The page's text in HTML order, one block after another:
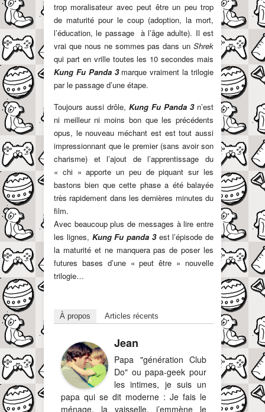
trop moralisateur avec peut être un peu trop
de maturité pour le coup (adoption, la mort,
l’éducation, le passage à l’âge adulte). Il est
vrai que nous ne sommes pas dans un Shrek
qui part en vrille toutes les 10 secondes mais
Kung Fu Panda 3marque vraiment la trilogie
par le passage d’une étape.
Toujours aussi drôle, Kung Fu Panda 3n’est
ni meilleur ni moins bon que les précédents
opus, le nouveau méchant est est tout aussi
impressionnant que le premier (sans avoir son
charisme) et l’ajout de l’apprentissage du
« chi » apporte un peu de piquant sur les
bastons bien que cette phase a été balayée
très rapidement dans les dernières minutes du
film.
Avec beaucoup plus de messages à lire entre
les lignes, Kung Fu panda 3est l’épisode de
la maturité et ne manquera pas de poser les
futures bases d’une « peut être » nouvelle
trilogie…
À propos Articles récents
Jean
Papa "génération Club
Do" ou papa-geek pour
les intimes, je suis un
papa qui se dit moderne : Je fais le
ménage, la vaisselle, j’emmène le